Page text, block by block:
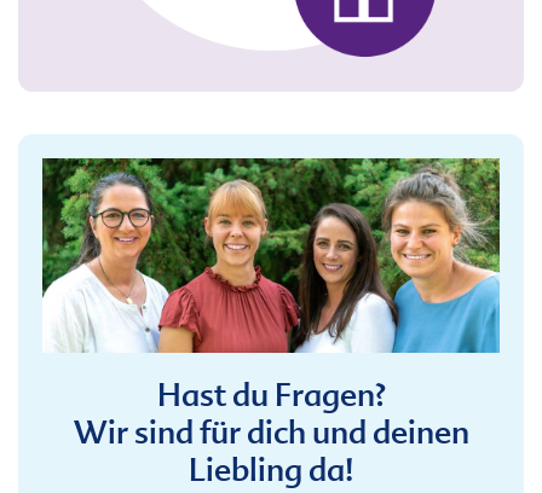
Hast du Fragen?
Wir sind für dich und deinen
Liebling da!